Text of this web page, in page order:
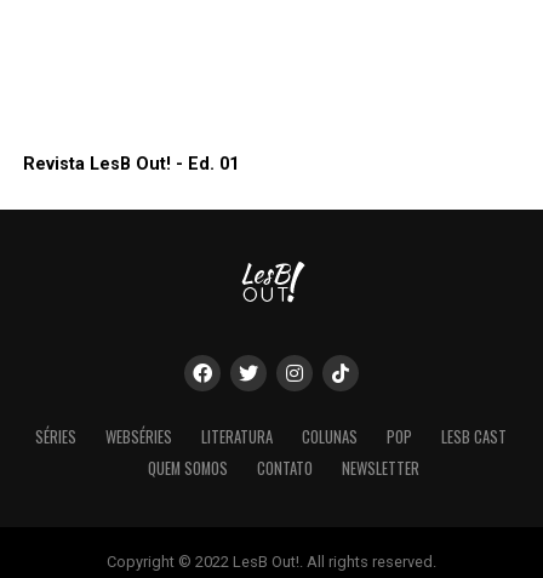
Revista LesB Out! - Ed. 01
SÉRIES WEBSÉRIES LITERATURA COLUNAS POP
LESB CAST
QUEM SOMOS
CONTATO NEWSLETTER
Copyright © 2022 LesB Out!. All rights reserved.